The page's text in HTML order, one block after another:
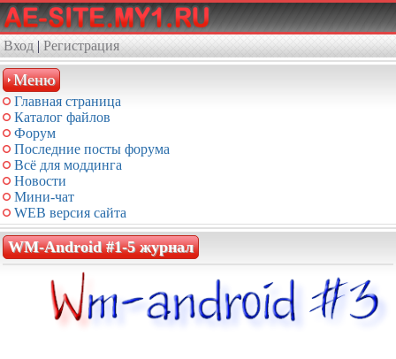
Вход | Регистрация
Меню
Главная страница
Каталог файлов
Форум
Последние посты форума
Всё для моддинга
Новости
Мини-чат
WEB версия сайта
WM-Android #1-5 журнал